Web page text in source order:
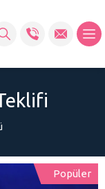
Popüler